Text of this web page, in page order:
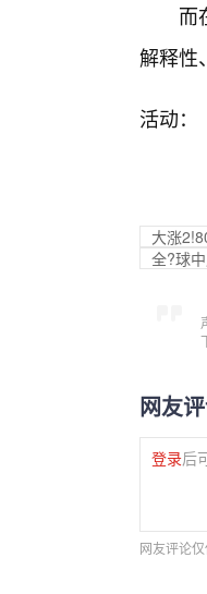
而
解释性
活动：
大涨
全?球
网友
登录后
网友评论